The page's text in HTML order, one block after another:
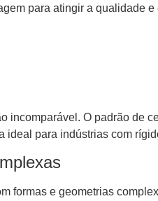
para atingir a qualidade
incomparável. O padrão de
para indústrias com
formas e geometrias